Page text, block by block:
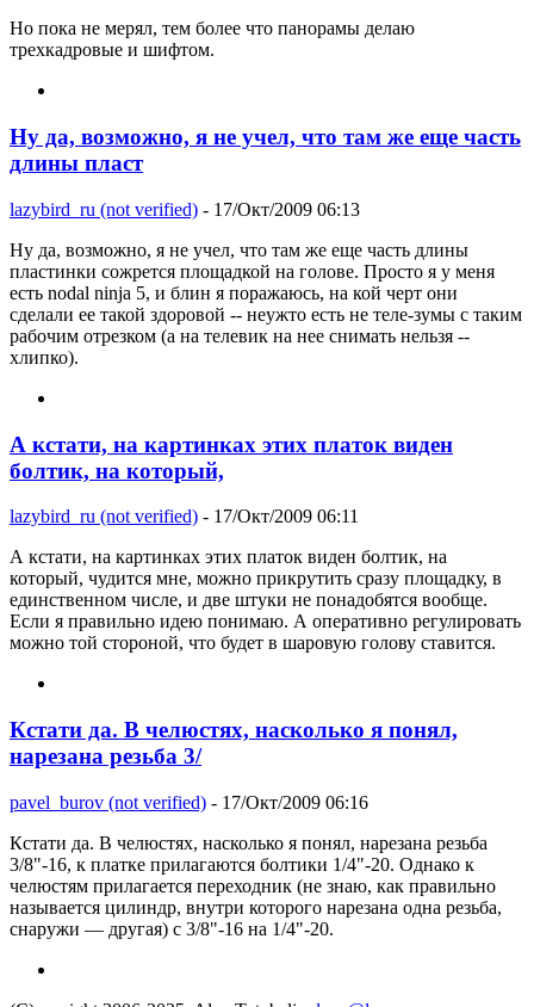
Но пока не мерял, тем более что панорамы делаю
трехкадровые и шифтом.
Ну да, возможно, я не учел, что там же еще часть
длины пласт
lazybird_ru (not verified) - 17/Окт/2009 06:13
Ну да, возможно, я не учел, что там же еще часть длины
пластинки сожрется площадкой на голове. Просто я у меня
есть nodal ninja 5, и блин я поражаюсь, на кой черт они
сделали ее такой здоровой -- неужто есть не теле-зумы с таким
рабочим отрезком (а на телевик на нее снимать нельзя --
хлипко).
А кстати, на картинках этих платок виден
болтик, на который,
lazybird_ru (not verified) - 17/Окт/2009 06:11
А кстати, на картинках этих платок виден болтик, на
который, чудится мне, можно прикрутить сразу площадку, в
единственном числе, и две штуки не понадобятся вообще.
Если я правильно идею понимаю. А оперативно регулировать
можно той стороной, что будет в шаровую голову ставится.
Кстати да. В челюстях, насколько я понял,
нарезана резьба 3/
pavel_burov (not verified) - 17/Окт/2009 06:16
Кстати да. В челюстях, насколько я понял, нарезана резьба
3/8"-16, к платке прилагаются болтики 1/4"-20. Однако к
челюстям прилагается переходник (не знаю, как правильно
называется цилиндр, внутри которого нарезана одна резьба,
снаружи — другая) с 3/8"-16 на 1/4"-20.